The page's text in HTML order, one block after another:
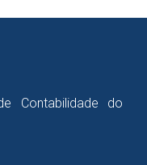
Contabilidade do